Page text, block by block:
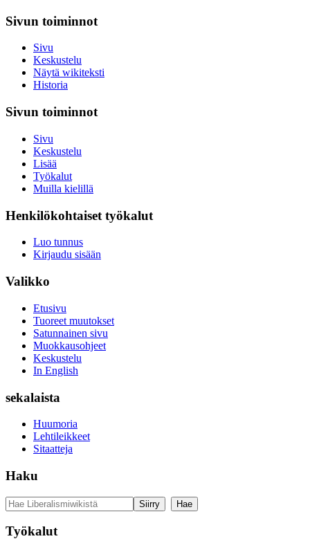
Sivun toiminnot
Sivu
Keskustelu
Näytä wikiteksti
Historia
Sivun toiminnot
Sivu
Keskustelu
Lisää
Työkalut
Muilla kielillä
Henkilökohtaiset työkalut
Luo tunnus
Kirjaudu sisään
Valikko
Etusivu
Tuoreet muutokset
Satunnainen sivu
Muokkausohjeet
Keskustelu
In English
sekalaista
Huumoria
Lehtileikkeet
Sitaatteja
Haku
Työkalut